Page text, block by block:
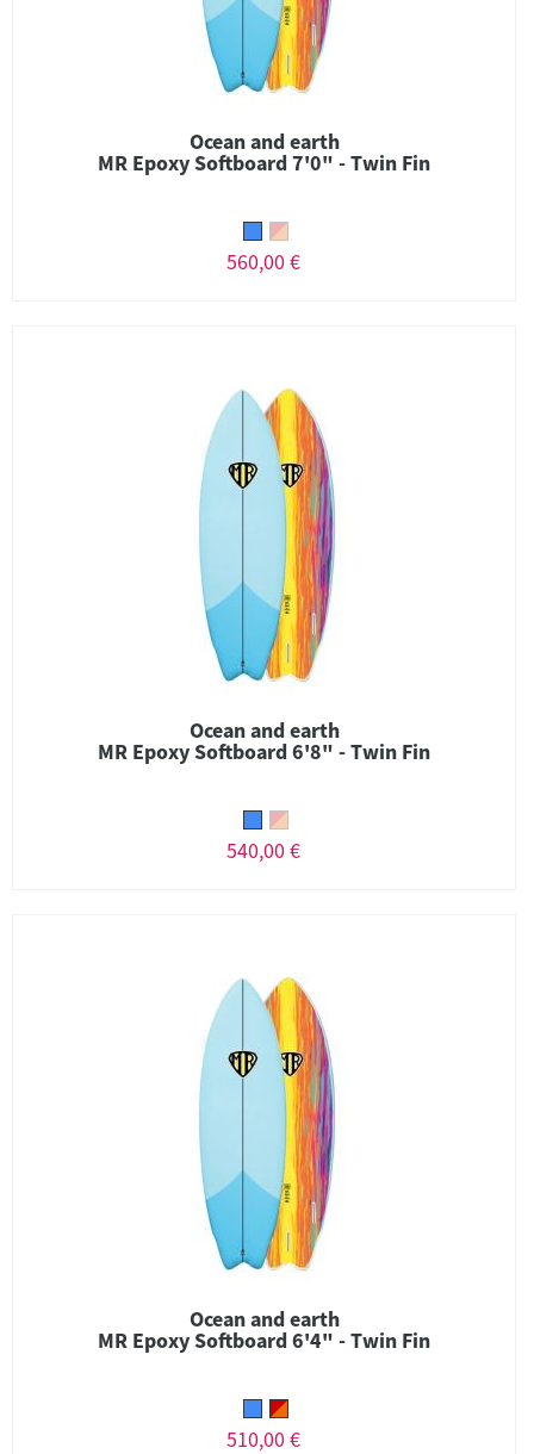
Ocean and earth
MR Epoxy Softboard 7'0" - Twin Fin
560,00 €
Ocean and earth
MR Epoxy Softboard 6'8" - Twin Fin
540,00 €
Ocean and earth
MR Epoxy Softboard 6'4" - Twin Fin
510,00 €